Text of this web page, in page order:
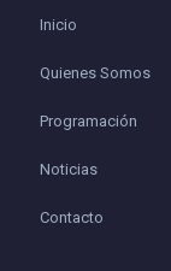
Inicio
Quienes Somos
Programación
Noticias
Contacto